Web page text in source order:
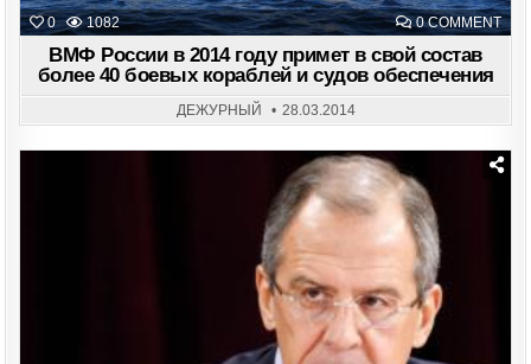
0 1082 0 COMMENTON
ВМФ
40
ВМФ России в 2014 году примет в свой состав
более 40 боевых кораблей и судов обеспечения
ДЕЖУРНЫЙ 28.03.2014